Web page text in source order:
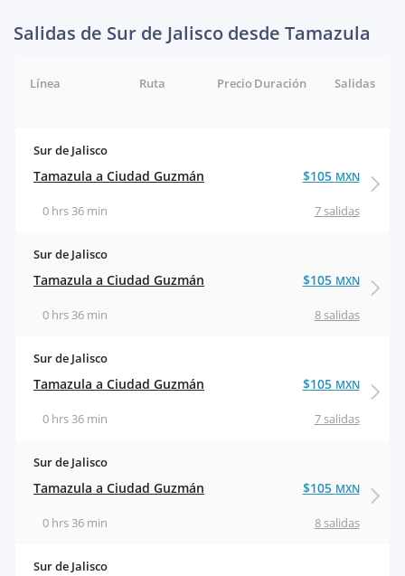
Salidas de Sur de Jalisco desde Tamazula
Línea Ruta Salidas
Duración
Precio
Sur de Jalisco
Tamazula a Ciudad Guzmán
7 salidas
0 hrs 36 min
$105 MXN
Sur de Jalisco
Tamazula a Ciudad Guzmán
8 salidas
0 hrs 36 min
$105 MXN
Sur de Jalisco
Tamazula a Ciudad Guzmán
7 salidas
0 hrs 36 min
$105 MXN
Sur de Jalisco
Tamazula a Ciudad Guzmán
8 salidas
0 hrs 36 min
$105 MXN
Sur de Jalisco